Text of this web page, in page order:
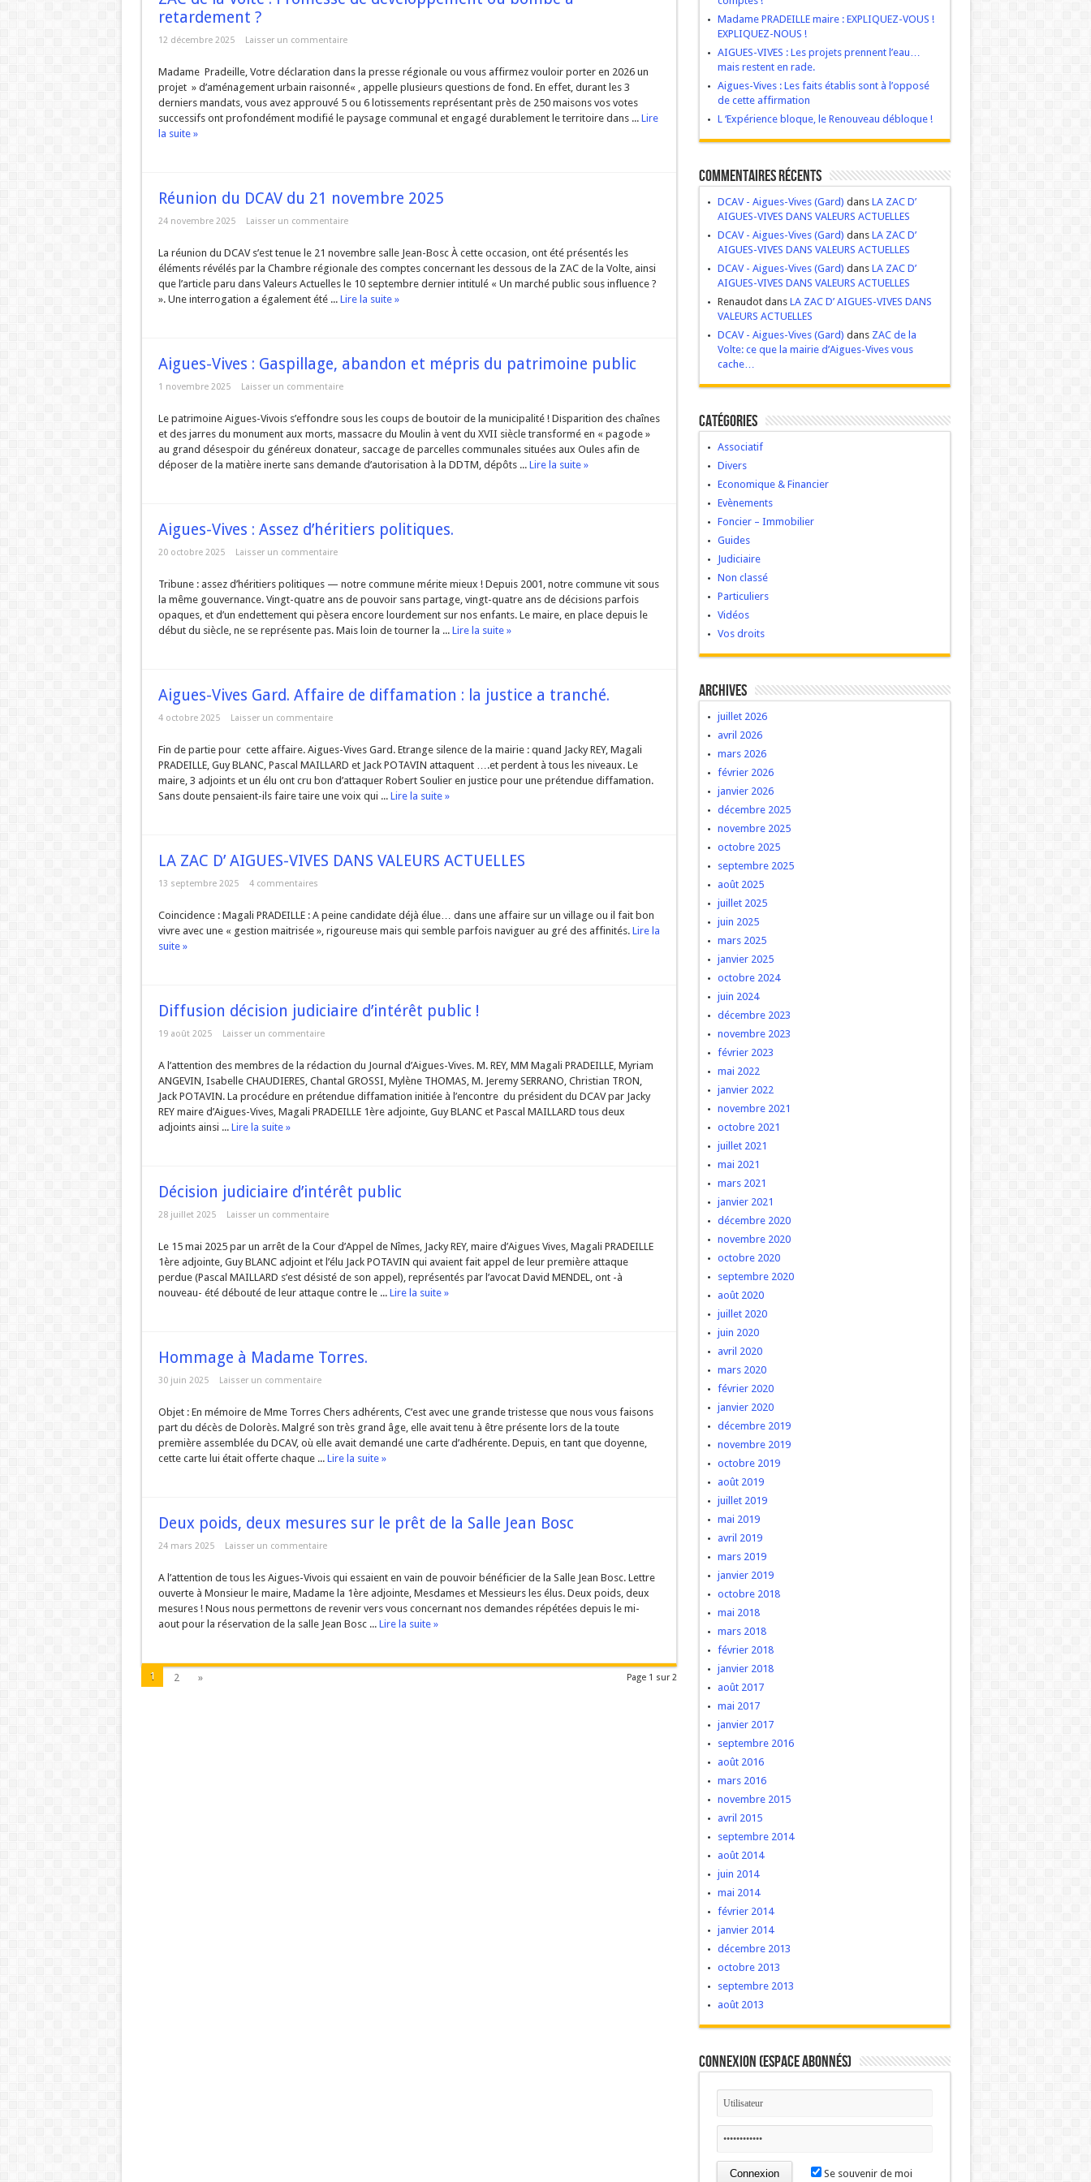
URBANISME MODE AGUES-VIVES : Construire d’abord, demander après.
ZAC de la Volte : Promesse de développement ou bombe à retardement ?
Réunion du DCAV du 21 novembre 2025
Aigues-Vives : Gaspillage, abandon et mépris du patrimoine public
Aigues-Vives : Assez d’héritiers politiques.
retardement ?
12 décembre 2025 Laisser un commentaire
Madame Pradeille, Votre déclaration dans la presse régionale ou vous affirmez vouloir porter en 2026 un
projet » d’aménagement urbain raisonné« , appelle plusieurs questions de fond. En effet, durant les 3
derniers mandats, vous avez approuvé 5 ou 6 lotissements représentant près de 250 maisons vos votes
successifs ont profondément modifié le paysage communal et engagé durablement le territoire dans ... Lire
la suite »
Réunion du DCAV du 21 novembre 2025
24 novembre 2025 Laisser un commentaire
La réunion du DCAV s’est tenue le 21 novembre salle Jean-Bosc À cette occasion, ont été présentés les
éléments révélés par la Chambre régionale des comptes concernant les dessous de la ZAC de la Volte, ainsi
que l’article paru dans Valeurs Actuelles le 10 septembre dernier intitulé « Un marché public sous influence ?
». Une interrogation a également été ... Lire la suite »
Aigues-Vives : Gaspillage, abandon et mépris du patrimoine public
1 novembre 2025 Laisser un commentaire
Le patrimoine Aigues-Vivois s’effondre sous les coups de boutoir de la municipalité ! Disparition des chaînes
et des jarres du monument aux morts, massacre du Moulin à vent du XVII siècle transformé en « pagode »
au grand désespoir du généreux donateur, saccage de parcelles communales situées aux Oules afin de
déposer de la matière inerte sans demande d’autorisation à la DDTM, dépôts ... Lire la suite »
Aigues-Vives : Assez d’héritiers politiques.
20 octobre 2025 Laisser un commentaire
Tribune : assez d’héritiers politiques — notre commune mérite mieux ! Depuis 2001, notre commune vit sous
la même gouvernance. Vingt-quatre ans de pouvoir sans partage, vingt-quatre ans de décisions parfois
opaques, et d’un endettement qui pèsera encore lourdement sur nos enfants. Le maire, en place depuis le
début du siècle, ne se représente pas. Mais loin de tourner la ... Lire la suite »
Aigues-Vives Gard. Affaire de diffamation : la justice a tranché.
4 octobre 2025 Laisser un commentaire
Fin de partie pour cette affaire. Aigues-Vives Gard. Etrange silence de la mairie : quand Jacky REY, Magali
PRADEILLE, Guy BLANC, Pascal MAILLARD et Jack POTAVIN attaquent ….et perdent à tous les niveaux. Le
maire, 3 adjoints et un élu ont cru bon d’attaquer Robert Soulier en justice pour une prétendue diffamation.
Sans doute pensaient-ils faire taire une voix qui ... Lire la suite »
LA ZAC D’ AIGUES-VIVES DANS VALEURS ACTUELLES
13 septembre 2025 4 commentaires
Coincidence : Magali PRADEILLE : A peine candidate déjà élue… dans une affaire sur un village ou il fait bon
vivre avec une « gestion maitrisée », rigoureuse mais qui semble parfois naviguer au gré des affinités. Lire la
suite »
Diffusion décision judiciaire d’intérêt public !
19 août 2025 Laisser un commentaire
A l’attention des membres de la rédaction du Journal d’Aigues-Vives. M. REY, MM Magali PRADEILLE, Myriam
ANGEVIN, Isabelle CHAUDIERES, Chantal GROSSI, Mylène THOMAS, M. Jeremy SERRANO, Christian TRON,
Jack POTAVIN. La procédure en prétendue diffamation initiée à l’encontre du président du DCAV par Jacky
REY maire d’Aigues-Vives, Magali PRADEILLE 1ère adjointe, Guy BLANC et Pascal MAILLARD tous deux
adjoints ainsi ... Lire la suite »
Décision judiciaire d’intérêt public
28 juillet 2025 Laisser un commentaire
Le 15 mai 2025 par un arrêt de la Cour d’Appel de Nîmes, Jacky REY, maire d’Aigues Vives, Magali PRADEILLE
1ère adjointe, Guy BLANC adjoint et l’élu Jack POTAVIN qui avaient fait appel de leur première attaque
perdue (Pascal MAILLARD s’est désisté de son appel), représentés par l’avocat David MENDEL, ont -à
nouveau- été débouté de leur attaque contre le ... Lire la suite »
Hommage à Madame Torres.
30 juin 2025 Laisser un commentaire
Objet : En mémoire de Mme Torres Chers adhérents, C’est avec une grande tristesse que nous vous faisons
part du décès de Dolorès. Malgré son très grand âge, elle avait tenu à être présente lors de la toute
première assemblée du DCAV, où elle avait demandé une carte d’adhérente. Depuis, en tant que doyenne,
cette carte lui était offerte chaque ... Lire la suite »
Deux poids, deux mesures sur le prêt de la Salle Jean Bosc
24 mars 2025 Laisser un commentaire
A l’attention de tous les Aigues-Vivois qui essaient en vain de pouvoir bénéficier de la Salle Jean Bosc. Lettre
ouverte à Monsieur le maire, Madame la 1ère adjointe, Mesdames et Messieurs les élus. Deux poids, deux
mesures ! Nous nous permettons de revenir vers vous concernant nos demandes répétées depuis le mi-
aout pour la réservation de la salle Jean Bosc ... Lire la suite »
Page 1 sur 2
1 2 »
Madame PRADEILLE maire : EXPLIQUEZ-VOUS !
EXPLIQUEZ-NOUS !
AIGUES-VIVES : Les projets prennent l’eau…
mais restent en rade.
Aigues-Vives : Les faits établis sont à l’opposé
de cette affirmation
L ‘Expérience bloque, le Renouveau débloque !
Commentaires récents
DCAV - Aigues-Vives (Gard) dans LA ZAC D’
AIGUES-VIVES DANS VALEURS ACTUELLES
DCAV - Aigues-Vives (Gard) dans LA ZAC D’
AIGUES-VIVES DANS VALEURS ACTUELLES
DCAV - Aigues-Vives (Gard) dans LA ZAC D’
AIGUES-VIVES DANS VALEURS ACTUELLES
Renaudot dans LA ZAC D’ AIGUES-VIVES DANS
VALEURS ACTUELLES
DCAV - Aigues-Vives (Gard) dans ZAC de la
Volte: ce que la mairie d’Aigues-Vives vous
cache…
Catégories
Associatif
Divers
Economique & Financier
Evènements
Foncier – Immobilier
Guides
Judiciaire
Non classé
Particuliers
Vidéos
Vos droits
Archives
juillet 2026
avril 2026
mars 2026
février 2026
janvier 2026
décembre 2025
novembre 2025
octobre 2025
septembre 2025
août 2025
juillet 2025
juin 2025
mars 2025
janvier 2025
octobre 2024
juin 2024
décembre 2023
novembre 2023
février 2023
mai 2022
janvier 2022
novembre 2021
octobre 2021
juillet 2021
mai 2021
mars 2021
janvier 2021
décembre 2020
novembre 2020
octobre 2020
septembre 2020
août 2020
juillet 2020
juin 2020
avril 2020
mars 2020
février 2020
janvier 2020
décembre 2019
novembre 2019
octobre 2019
août 2019
juillet 2019
mai 2019
avril 2019
mars 2019
janvier 2019
octobre 2018
mai 2018
mars 2018
février 2018
janvier 2018
août 2017
mai 2017
janvier 2017
septembre 2016
août 2016
mars 2016
novembre 2015
avril 2015
septembre 2014
août 2014
juin 2014
mai 2014
février 2014
janvier 2014
décembre 2013
octobre 2013
septembre 2013
août 2013
Connexion (Espace Abonnés)
Se souvenir de moi